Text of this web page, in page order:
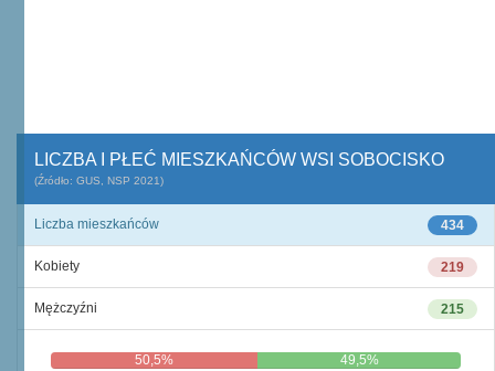
LICZBA I PŁEĆ MIESZKAŃCÓW WSI SOBOCISKO
(Źródło: GUS, NSP 2021)
434
Liczba mieszkańców
219
Kobiety
215
Mężczyźni
50,5% 49,5%